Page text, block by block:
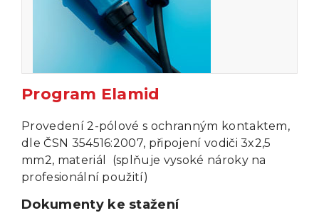
Program Elamid
Provedení 2-pólové s ochranným kontaktem,
dle ČSN 354516:2007, připojení vodiči 3x2,5
mm2, materiál (splňuje vysoké nároky na
profesionální použití)
Dokumenty ke stažení